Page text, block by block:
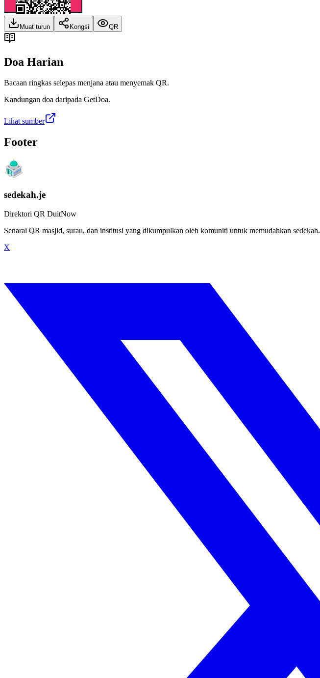
Muat turun Kongsi QR
Doa Harian
Bacaan ringkas selepas menjana atau menyemak QR.
Kandungan doa daripada GetDoa.
Lihat sumber
Footer
sedekah.je
Direktori QR DuitNow
Senarai QR masjid, surau, dan institusi yang dikumpulkan oleh komuniti untuk memudahkan sedekah.
X